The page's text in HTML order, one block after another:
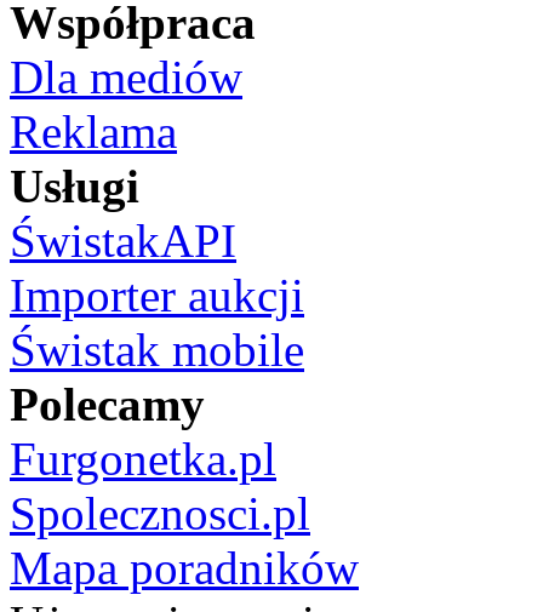
Współpraca
Dla mediów
Reklama
Usługi
ŚwistakAPI
Importer aukcji
Świstak mobile
Polecamy
Furgonetka.pl
Spolecznosci.pl
Mapa poradników